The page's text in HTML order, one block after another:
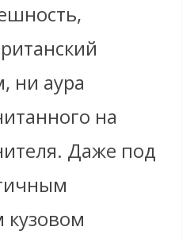
ни аура
на
Даже под